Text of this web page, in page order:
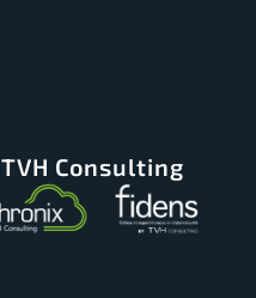
Consulting